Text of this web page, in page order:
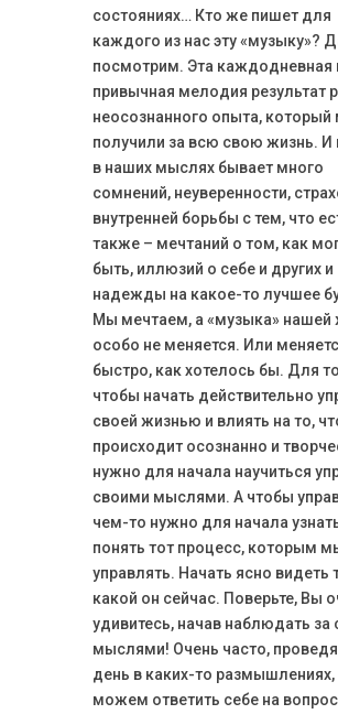
состояниях… Кто же пишет для
каждого из нас эту «музыку»?
посмотрим. Эта каждодневная
привычная мелодия результат
неосознанного опыта,
получили за всю свою жизнь. И
в наших мыслях бывает много
сомнений, неуверенности,
внутренней борьбы с тем, что
также – мечтаний о том, как
быть, иллюзий о себе и других и
надежды на какое-то лучшее
Мы мечтаем, а «музыка» нашей
особо не меняется. Или
быстро, как хотелось бы. Для
чтобы начать действительно
своей жизнью и влиять на то,
происходит осознанно и
нужно для начала научиться
своими мыслями. А чтобы
чем-то нужно для начала
понять тот процесс, которым
управлять. Начать ясно видеть
какой он сейчас. Поверьте, Вы
удивитесь, начав наблюдать за
мыслями! Очень часто, проведя
день в каких-то
можем ответить себе на